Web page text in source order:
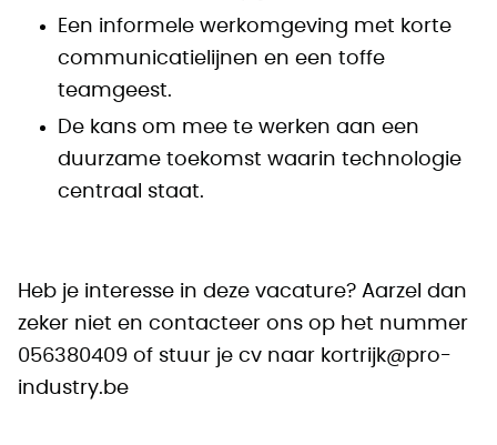
Een informele werkomgeving met korte
communicatielijnen en een toffe
teamgeest.
De kans om mee te werken aan een
duurzame toekomst waarin technologie
centraal staat.
Heb je interesse in deze vacature? Aarzel dan
zeker niet en contacteer ons op het nummer
056380409 of stuur je cv naar kortrijk@pro-
industry.be